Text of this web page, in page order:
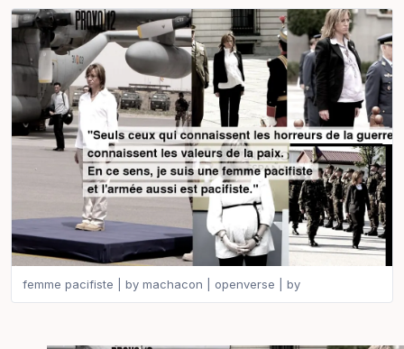
femme pacifiste | by machacon | openverse | by